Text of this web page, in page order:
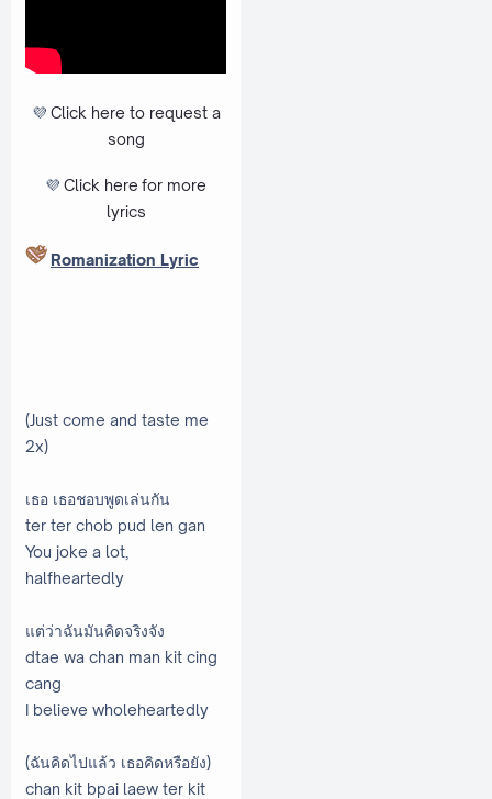
💜 Click here to request a
song
💜 Click here for more
lyrics
Romanization Lyric
(Just come and taste me
2x)
เธอ เธอชอบพูดเล่นกัน
ter ter chob pud len gan
You joke a lot,
halfheartedly
แต่ว่าฉันมันคิดจริงจัง
dtae wa chan man kit cing
cang
I believe wholeheartedly
(ฉันคิดไปแล้ว เธอคิดหรือยัง)
chan kit bpai laew ter kit